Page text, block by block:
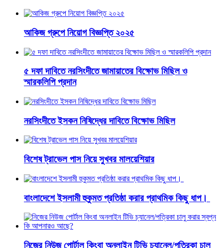
আকিজ গ্রুপে নিয়োগ বিজ্ঞপ্তি ২০২৫
৫ দফা দাবিতে নরসিংদীতে জামায়াতের বিক্ষোভ মিছিল ও
স্মারকলিপি প্রদান
নরসিংদীতে ইসকন নিষিদ্ধের দাবিতে বিক্ষোভ মিছিল
বিশেষ ট্রাভেল পাস নিয়ে সুখবর মালয়েশিয়ার
বাংলাদেশে ইসলামী হুকুমত প্রতিষ্ঠা করার প্রাথমিক কিছু ধাপ।
নিজের নিউজ পোর্টাল কিংবা অনলাইন টিভি চ্যানেল/পত্রিকা চালু